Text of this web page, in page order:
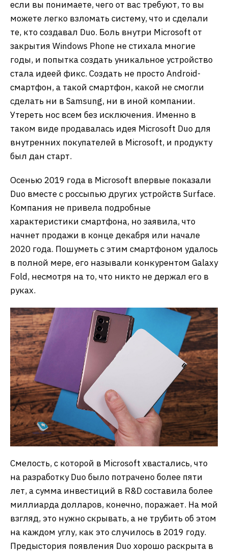
если вы понимаете, чего от вас требуют, то вы
можете легко взломать систему, что и сделали
те, кто создавал Duo. Боль внутри Microsoft от
закрытия Windows Phone не стихала многие
годы, и попытка создать уникальное устройство
стала идеей фикс. Создать не просто Android-
смартфон, а такой смартфон, какой не смогли
сделать ни в Samsung, ни в иной компании.
Утереть нос всем без исключения. Именно в
таком виде продавалась идея Microsoft Duo для
внутренних покупателей в Microsoft, и продукту
был дан старт.
Осенью 2019 года в Microsoft впервые показали
Duo вместе с россыпью других устройств Surface.
Компания не привела подробные
характеристики смартфона, но заявила, что
начнет продажи в конце декабря или начале
2020 года. Пошуметь с этим смартфоном удалось
в полной мере, его называли конкурентом Galaxy
Fold, несмотря на то, что никто не держал его в
руках.
Смелость, с которой в Microsoft хвастались, что
на разработку Duo было потрачено более пяти
лет, а сумма инвестиций в R&D составила более
миллиарда долларов, конечно, поражает. На мой
взгляд, это нужно скрывать, а не трубить об этом
на каждом углу, как это случилось в 2019 году.
Предыстория появления Duo хорошо раскрыта в